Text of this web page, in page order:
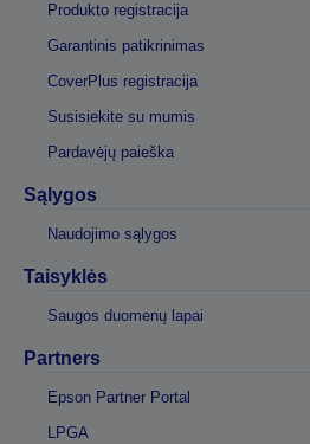
Produkto registracija
Garantinis patikrinimas
CoverPlus registracija
Susisiekite su mumis
Pardavėjų paieška
Sąlygos
Naudojimo sąlygos
Taisyklės
Saugos duomenų lapai
Partners
Epson Partner Portal
LPGA